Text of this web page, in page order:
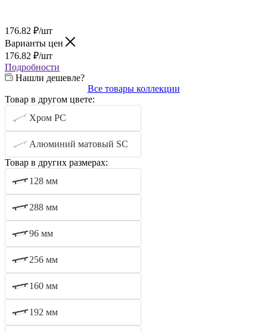
176.82 ₽/шт
Варианты цен
176.82 ₽/шт
Подробности
Нашли дешевле?
Все товары коллекции
Товар в другом цвете:
Хром PC
Алюминий матовый SC
Товар в других размерах:
128 мм
288 мм
96 мм
256 мм
160 мм
192 мм